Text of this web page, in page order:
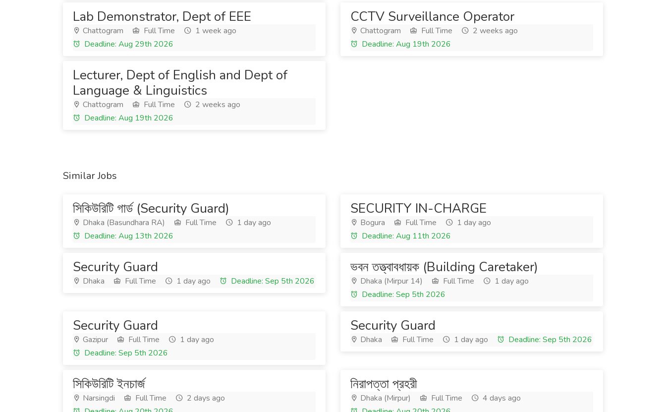
Lab Demonstrator, Dept of EEE
Chattogram Full Time
1 week ago
Deadline: Aug 29th 2026
CCTV Surveillance Operator
Chattogram Full Time
2 weeks ago
Deadline: Aug 19th 2026
Lecturer, Dept of English and Dept of
Language & Linguistics
Chattogram Full Time
2 weeks ago
Deadline: Aug 19th 2026
Similar Jobs
সিকিউরিটি গার্ড (Security Guard)
Dhaka (Basundhara RA) Full Time
1 day ago
Deadline: Aug 13th 2026
SECURITY IN-CHARGE
Bogura Full Time
1 day ago
Deadline: Aug 11th 2026
Security Guard
Dhaka Full Time 1 day ago Deadline: Sep 5th 2026
ভবন তত্ত্বাবধায়ক (Building Caretaker)
Dhaka (Mirpur 14) Full Time
1 day ago
Deadline: Sep 5th 2026
Security Guard
Gazipur Full Time
1 day ago
Deadline: Sep 5th 2026
Security Guard
Dhaka Full Time 1 day ago Deadline: Sep 5th 2026
সিকিউরিটি ইনচার্জ
Narsingdi Full Time
2 days ago
নিরাপত্তা প্রহরী
Dhaka (Mirpur) Full Time
4 days ago